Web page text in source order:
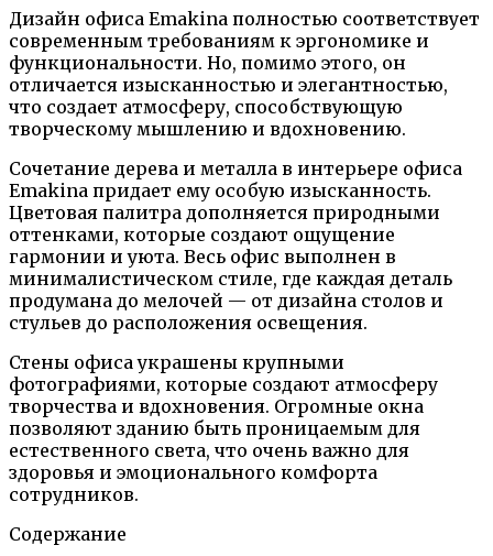
Дизайн офиса Emakina полностью соответствует
современным требованиям к эргономике и
функциональности. Но, помимо этого, он
отличается изысканностью и элегантностью,
что создает атмосферу, способствующую
творческому мышлению и вдохновению.
Сочетание дерева и металла в интерьере офиса
Emakina придает ему особую изысканность.
Цветовая палитра дополняется природными
оттенками, которые создают ощущение
гармонии и уюта. Весь офис выполнен в
минималистическом стиле, где каждая деталь
продумана до мелочей — от дизайна столов и
стульев до расположения освещения.
Стены офиса украшены крупными
фотографиями, которые создают атмосферу
творчества и вдохновения. Огромные окна
позволяют зданию быть проницаемым для
естественного света, что очень важно для
здоровья и эмоционального комфорта
сотрудников.
Содержание